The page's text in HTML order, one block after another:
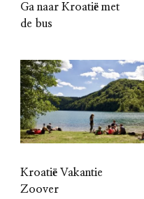
Ga naar Kroatië met
de bus
Kroatië Vakantie
Zoover